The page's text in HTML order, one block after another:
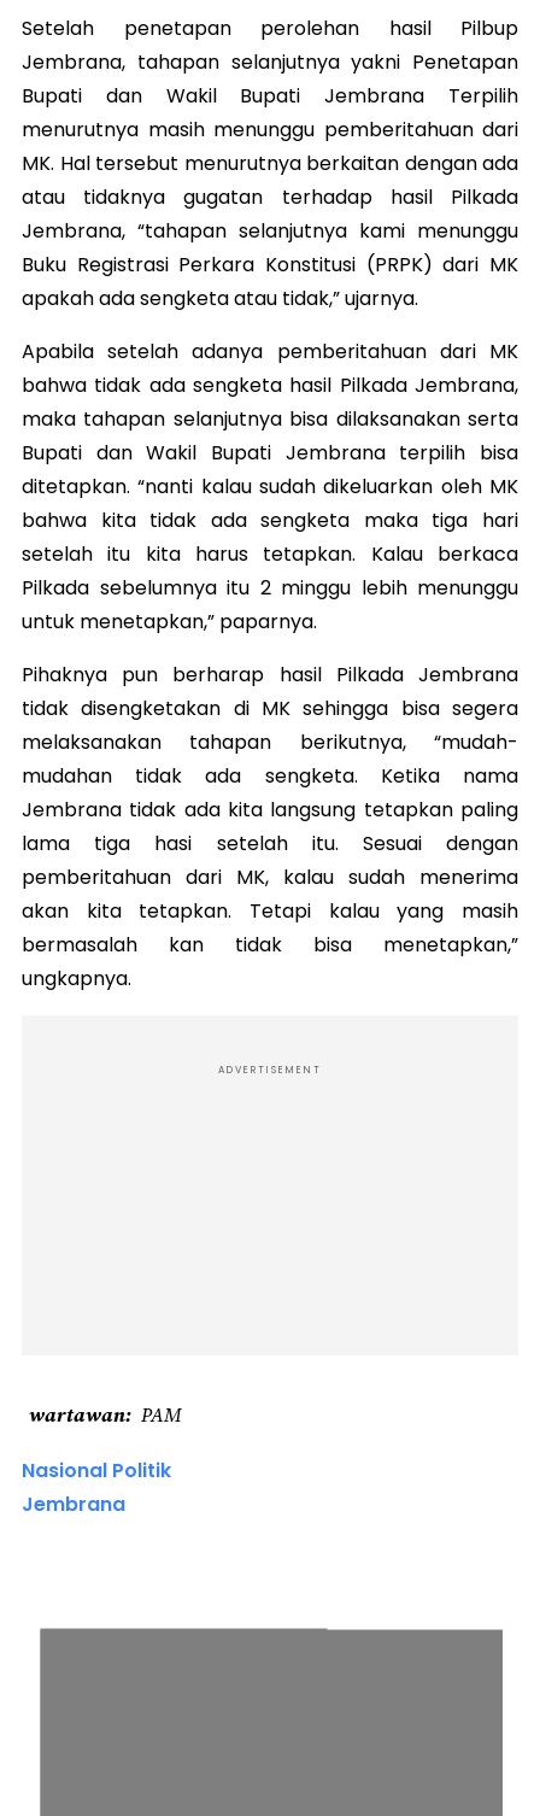
Setelah penetapan perolehan hasil Pilbup
Jembrana, tahapan selanjutnya yakni Penetapan
Bupati dan Wakil Bupati Jembrana Terpilih
menurutnya masih menunggu pemberitahuan dari
MK. Hal tersebut menurutnya berkaitan dengan ada
atau tidaknya gugatan terhadap hasil Pilkada
Jembrana, “tahapan selanjutnya kami menunggu
Buku Registrasi Perkara Konstitusi (PRPK) dari MK
apakah ada sengketa atau tidak,” ujarnya.
Apabila setelah adanya pemberitahuan dari MK
bahwa tidak ada sengketa hasil Pilkada Jembrana,
maka tahapan selanjutnya bisa dilaksanakan serta
Bupati dan Wakil Bupati Jembrana terpilih bisa
ditetapkan. “nanti kalau sudah dikeluarkan oleh MK
bahwa kita tidak ada sengketa maka tiga hari
setelah itu kita harus tetapkan. Kalau berkaca
Pilkada sebelumnya itu 2 minggu lebih menunggu
untuk menetapkan,” paparnya.
Pihaknya pun berharap hasil Pilkada Jembrana
tidak disengketakan di MK sehingga bisa segera
melaksanakan tahapan berikutnya, “mudah-
mudahan tidak ada sengketa. Ketika nama
Jembrana tidak ada kita langsung tetapkan paling
lama tiga hasi setelah itu. Sesuai dengan
pemberitahuan dari MK, kalau sudah menerima
akan kita tetapkan. Tetapi kalau yang masih
bermasalah kan tidak bisa menetapkan,”
ungkapnya.
ADVERTISEMENT
wartawan PAM
Nasional Politik
Jembrana